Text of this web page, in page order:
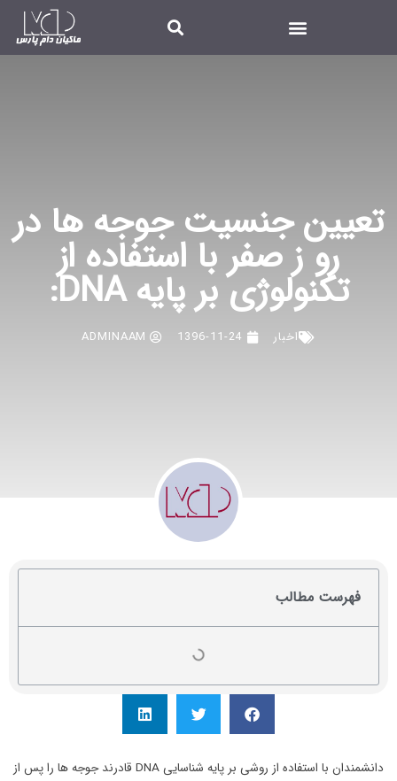
تعیین جنسیت جوجه ها در
رو ز صفر با استفاده از
تکنولوژی بر پایه DNA:
اخبار 1396-11-24
ADMINAAM
فهرست مطالب
دانشمندان با استفاده از روشی بر پایه شناسایی DNA قادرند جوجه ها را پس از